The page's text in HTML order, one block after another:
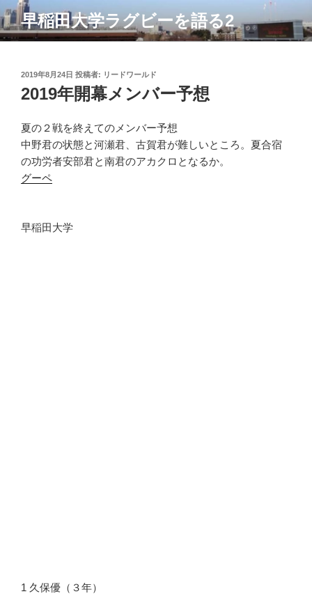
コ
ン
テ
早稲田大学ラグビーを語る2
投
稿
日:
2019年8月24日 投稿者: リードワールド
2019年開幕メンバー予想
夏の２戦を終えてのメンバー予想
中野君の状態と河瀬君、古賀君が難しいところ。夏合宿
の功労者安部君と南君のアカクロとなるか。
グーペ
早稲田大学
1 久保優（３年）